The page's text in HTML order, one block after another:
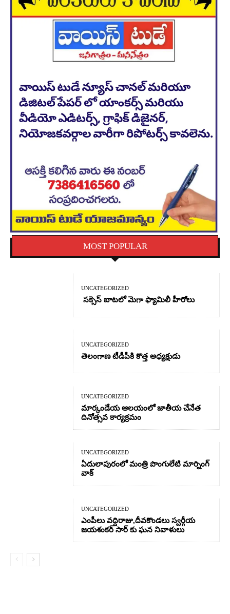
MOST POPULAR
UNCATEGORIZED
సక్సెస్ బాటలో మెగా ఫ్యామిలీ హీరోలు
UNCATEGORIZED
తెలంగాణ టీడీపీకి కొత్త అధ్యక్షుడు
UNCATEGORIZED
మార్కండేయ ఆలయంలో జాతీయ చేనేత
దినోత్సవ కార్యక్రమం
UNCATEGORIZED
ఏదులాపురంలో మంత్రి పొంగులేటి మార్నింగ్
వాక్
UNCATEGORIZED
ఎంపీలు వద్దిరాజు,దీవకొండలు స్వర్గీయ
జయశంకర్ సార్ కు ఘన నివాళులు